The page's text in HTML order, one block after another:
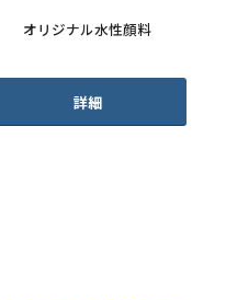
オリジナル水性顔料
詳細